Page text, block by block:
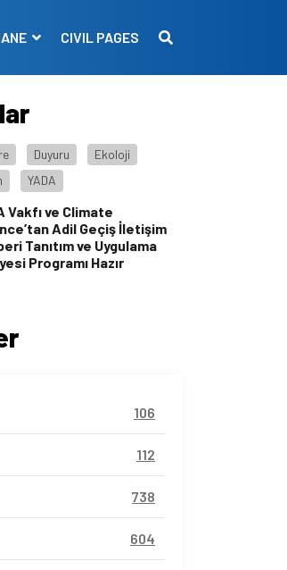
CIVIL PAGES
Duyuru
Ekoloji
YADA
Vakfı ve Climate
Adil Geçiş İletişim
Tanıtım ve Uygulama
Programı Hazır
106
112
738
604